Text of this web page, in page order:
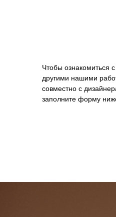
Чтобы ознакомиться с
другими нашими
совместно с
заполните форму